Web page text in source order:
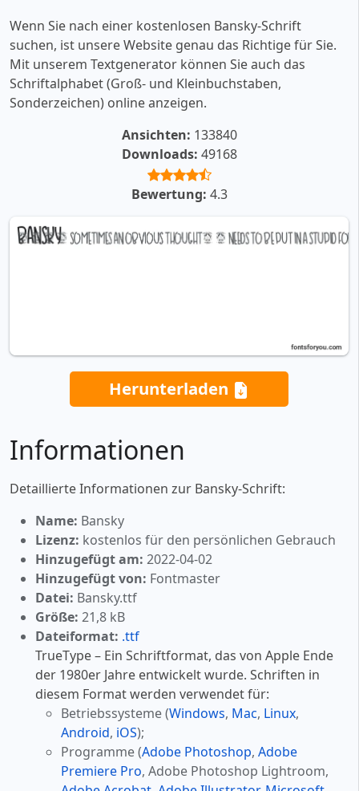
Wenn Sie nach einer kostenlosen Bansky-Schrift
suchen, ist unsere Website genau das Richtige für Sie.
Mit unserem Textgenerator können Sie auch das
Schriftalphabet (Groß- und Kleinbuchstaben,
Sonderzeichen) online anzeigen.
Ansichten: 133840
Downloads: 49168
Bewertung: 4.3
Herunterladen
Informationen
Detaillierte Informationen zur Bansky-Schrift:
Name: Bansky
Lizenz: kostenlos für den persönlichen Gebrauch
Hinzugefügt am: 2022-04-02
Hinzugefügt von: Fontmaster
Datei: Bansky.ttf
Größe: 21,8 kB
Dateiformat: .ttf
TrueType – Ein Schriftformat, das von Apple Ende
der 1980er Jahre entwickelt wurde. Schriften in
diesem Format werden verwendet für:
Betriebssysteme (Windows, Mac, Linux,
Android, iOS);
Programme (Adobe Photoshop, Adobe
Premiere Pro, Adobe Photoshop Lightroom,